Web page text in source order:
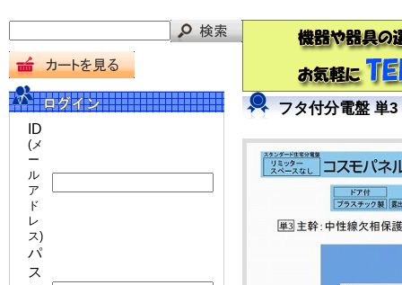
ID
(メ
ー
ル
ア
ド
レ
ス)
パ
ス
フタ付分電盤 単